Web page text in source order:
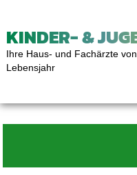
KINDER- &
Ihre Haus- und Fachärzte
Lebensjahr